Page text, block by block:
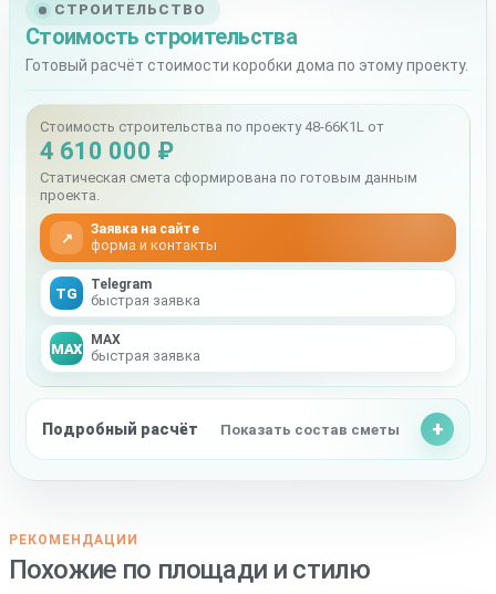
СТРОИТЕЛЬСТВО
Стоимость строительства
Готовый расчёт стоимости коробки дома по этому проекту.
Стоимость строительства по проекту 48-66K1L от
4 610 000 ₽
Статическая смета сформирована по готовым данным
проекта.
↗
Заявка на сайте
форма и контакты
TG
Telegram
быстрая заявка
MAX
MAX
быстрая заявка
Подробный расчёт Показать состав сметы
РЕКОМЕНДАЦИИ
Похожие по площади и стилю